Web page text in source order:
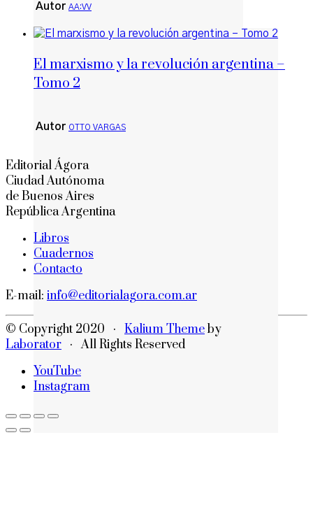
Autor AA:VV
El marxismo y la revolución argentina –
Tomo 2
Autor OTTO VARGAS
Editorial Ágora
Ciudad Autónoma
de Buenos Aires
República Argentina
Libros
Cuadernos
Contacto
E-mail: info@editorialagora.com.ar
© Copyright 2020 · Kalium Themeby
Laborator · All Rights Reserved
YouTube
Instagram